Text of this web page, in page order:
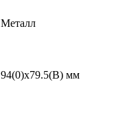
Металл
94(0)х79.5(В) мм